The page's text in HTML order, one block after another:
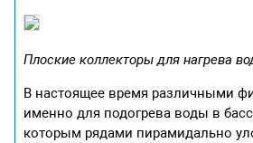
Плоские коллекторы для нагрева
В настоящее время различными
именно для подогрева воды в
которым рядами пирамидально